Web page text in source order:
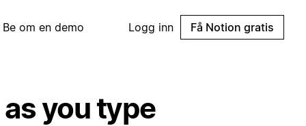
Be om en demo Logg inn Få Notion gratis
you type